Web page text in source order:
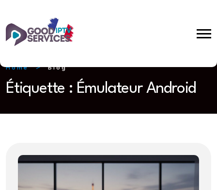
Home Blog
Étiquette : Émulateur Android